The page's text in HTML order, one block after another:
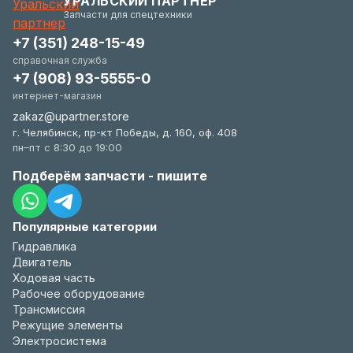
удобстве.Запчасти для спецтехники
Популярные категории
Гидравлика
Двигатель
Ходовая часть
Рабочее оборудование
Трансмиссия
Режущие элементы
Электросистема
+7 (351) 248-15-49
справочная служба
+7 (908) 93-5555-0
интернет-магазин
zakaz@upartner.store
г. Челябинск, пр-кт Победы, д. 160, оф. 408
пн–пт с 8:30 до 19:00
Подберём запчасти - пишите